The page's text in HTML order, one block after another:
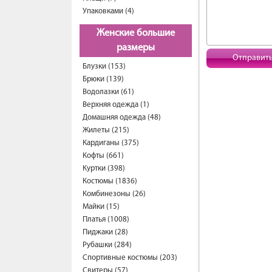
Упаковками (4)
Женские большие
размеры
Блузки (153)
Брюки (139)
Водолазки (61)
Верхняя одежда (1)
Домашняя одежда (48)
Жилеты (215)
Кардиганы (375)
Кофты (661)
Куртки (398)
Костюмы (1836)
Комбинезоны (26)
Майки (15)
Платья (1008)
Пиджаки (28)
Рубашки (284)
Спортивные костюмы (203)